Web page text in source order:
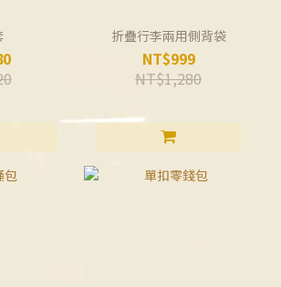
折疊行李兩用側背袋
NT$999
NT$1,280